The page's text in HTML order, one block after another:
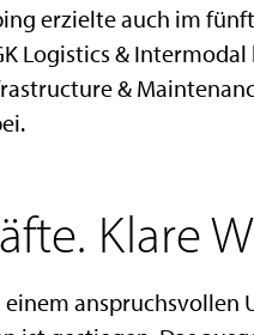
erzielte auch im
Logistics &
&
Klare
einem